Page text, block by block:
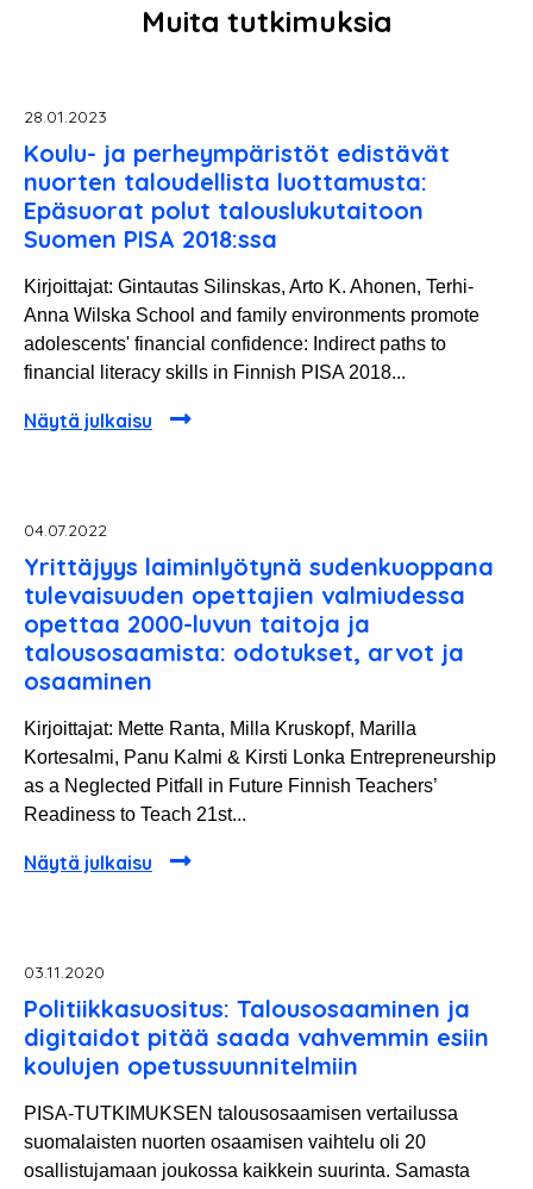
Muita tutkimuksia
28.01.2023
Koulu- ja perheympäristöt edistävät
nuorten taloudellista luottamusta:
Epäsuorat polut talouslukutaitoon
Suomen PISA 2018:ssa
Kirjoittajat: Gintautas Silinskas, Arto K. Ahonen, Terhi-
Anna Wilska School and family environments promote
adolescents' financial confidence: Indirect paths to
financial literacy skills in Finnish PISA 2018...
Näytä julkaisu
04.07.2022
Yrittäjyys laiminlyötynä sudenkuoppana
tulevaisuuden opettajien valmiudessa
opettaa 2000-luvun taitoja ja
talousosaamista: odotukset, arvot ja
osaaminen
Kirjoittajat: Mette Ranta, Milla Kruskopf, Marilla
Kortesalmi, Panu Kalmi & Kirsti Lonka Entrepreneurship
as a Neglected Pitfall in Future Finnish Teachers’
Readiness to Teach 21st...
Näytä julkaisu
03.11.2020
Politiikkasuositus: Talousosaaminen ja
digitaidot pitää saada vahvemmin esiin
koulujen opetussuunnitelmiin
PISA-TUTKIMUKSEN talousosaamisen vertailussa
suomalaisten nuorten osaamisen vaihtelu oli 20
osallistujamaan joukossa kaikkein suurinta. Samasta